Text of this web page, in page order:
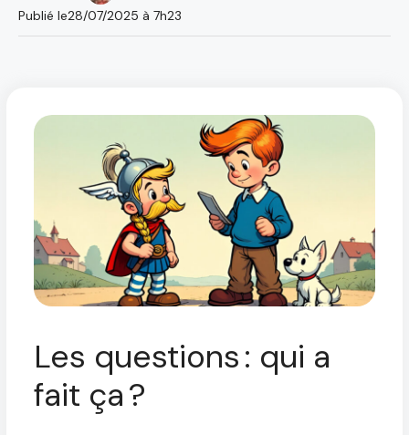
Publié le28/07/2025 à 7h23
Les questions : qui a
fait ça ?